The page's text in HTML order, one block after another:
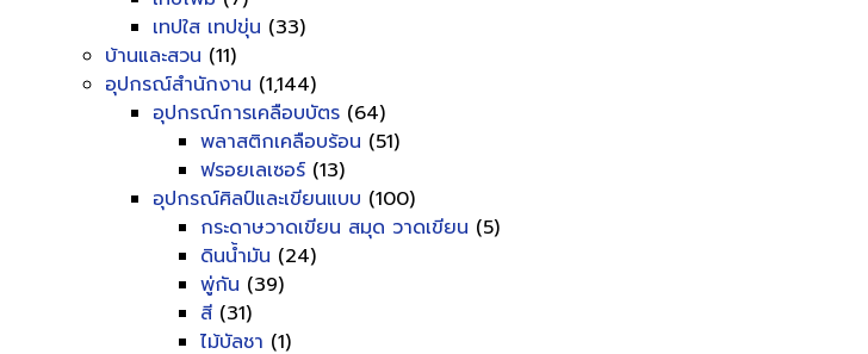
เทปใส เทปขุ่น (33)
บ้านและสวน (11)
อุปกรณ์สำนักงาน (1,144)
อุปกรณ์การเคลือบบัตร (64)
พลาสติกเคลือบร้อน (51)
ฟรอยเลเซอร์ (13)
อุปกรณ์ศิลป์และเขียนแบบ (100)
กระดาษวาดเขียน สมุด วาดเขียน (5)
ดินน้ำมัน (24)
พู่กัน (39)
สี (31)
ไม้บัลชา (1)